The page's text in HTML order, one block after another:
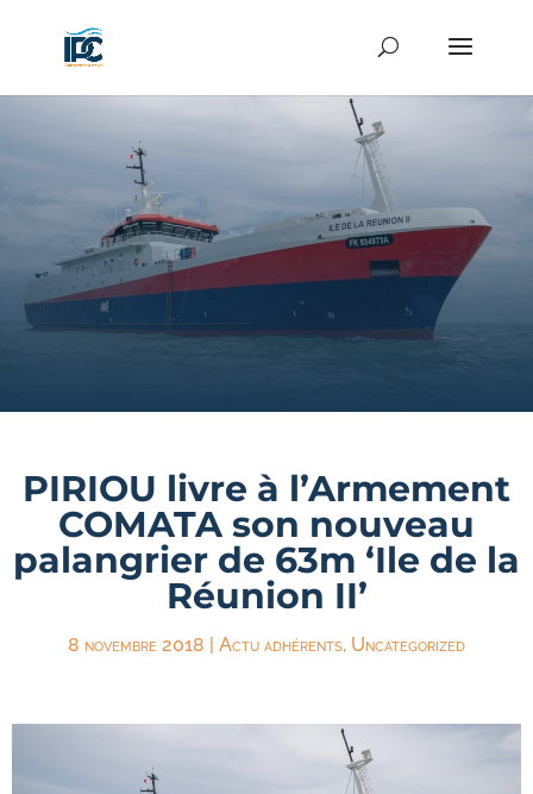
PIRIOU livre à l’Armement
COMATA son nouveau
palangrier de 63m ‘Ile de la
Réunion II’
8 novembre 2018 | Actu adhérents, Uncategorized